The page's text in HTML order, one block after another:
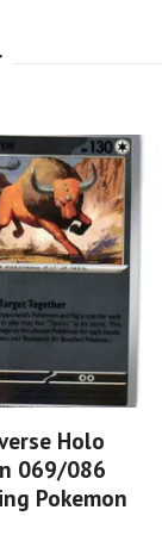
Holo
069/086
Pokemon